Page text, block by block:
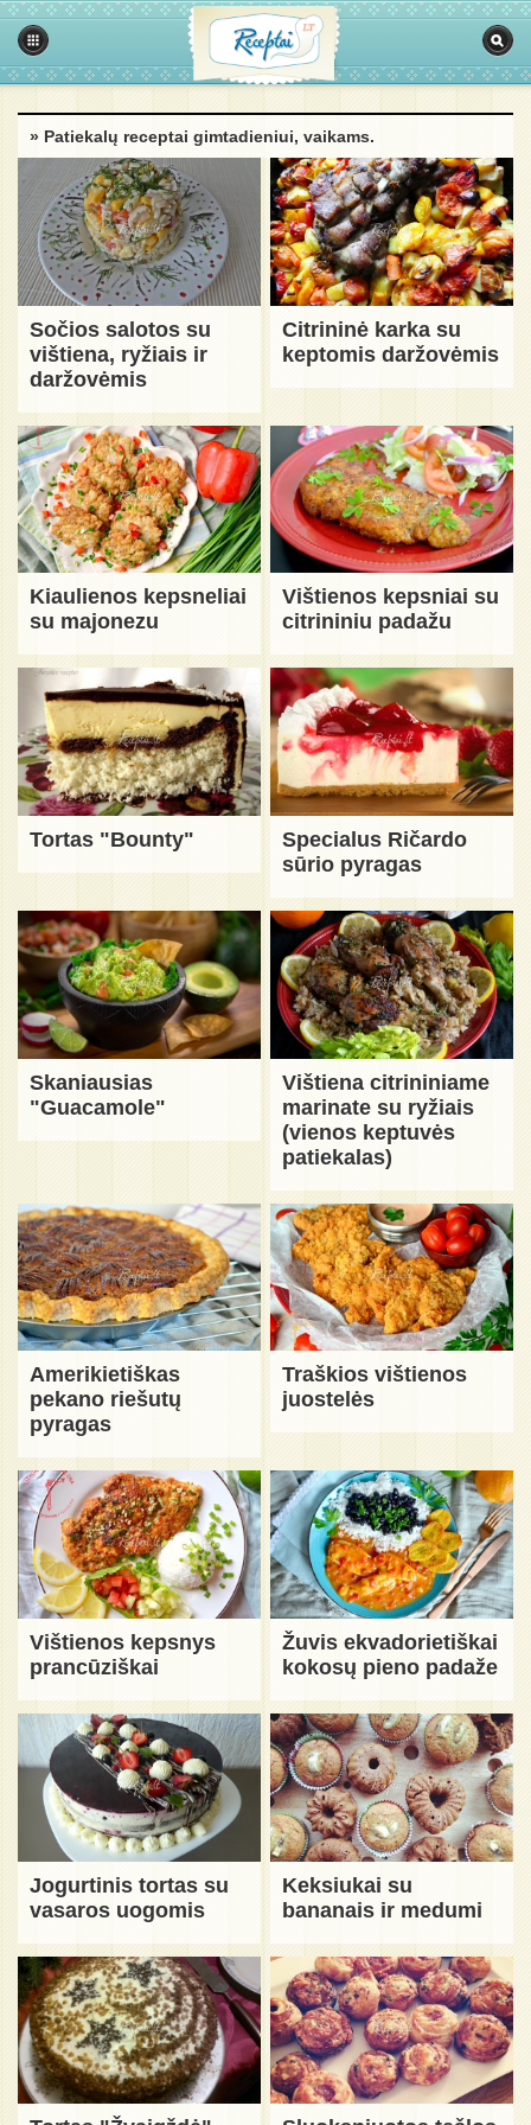
» Patiekalų receptai gimtadieniui, vaikams.
Sočios salotos su
vištiena, ryžiais ir
daržovėmis
Citrininė karka su
keptomis daržovėmis
Kiaulienos kepsneliai
su majonezu
Vištienos kepsniai su
citrininiu padažu
Tortas "Bounty"
Specialus Ričardo
sūrio pyragas
Skaniausias
"Guacamole"
Vištiena citrininiame
marinate su ryžiais
(vienos keptuvės
patiekalas)
Amerikietiškas
pekano riešutų
pyragas
Traškios vištienos
juostelės
Vištienos kepsnys
prancūziškai
Žuvis ekvadorietiškai
kokosų pieno padaže
Jogurtinis tortas su
vasaros uogomis
Keksiukai su
bananais ir medumi